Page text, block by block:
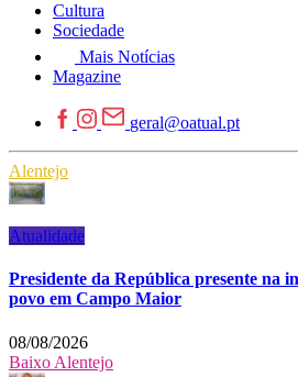
Cultura
Sociedade
Mais Notícias
Magazine
geral@oatual.pt
Alentejo
Atualidade
Presidente da República presente na
povo em Campo Maior
08/08/2026
Baixo Alentejo